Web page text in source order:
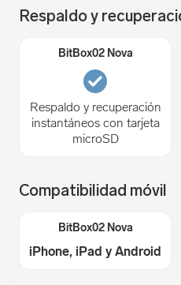
Respaldo y
Respaldo y recuperación
instantáneos con tarjeta
microSD
Compatibilidad móvil
iPhone, iPad y Android